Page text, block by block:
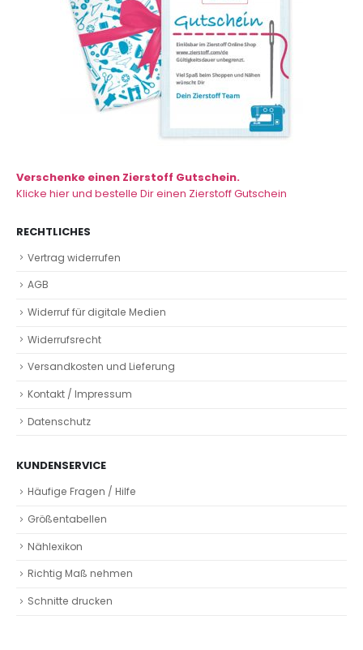
Verschenke einen Zierstoff Gutschein.
Klicke hier und bestelle Dir einen Zierstoff Gutschein
RECHTLICHES
Vertrag widerrufen
AGB
Widerruf für digitale Medien
Widerrufsrecht
Versandkosten und Lieferung
Kontakt / Impressum
Datenschutz
KUNDENSERVICE
Häufige Fragen / Hilfe
Größentabellen
Nählexikon
Richtig Maß nehmen
Schnitte drucken